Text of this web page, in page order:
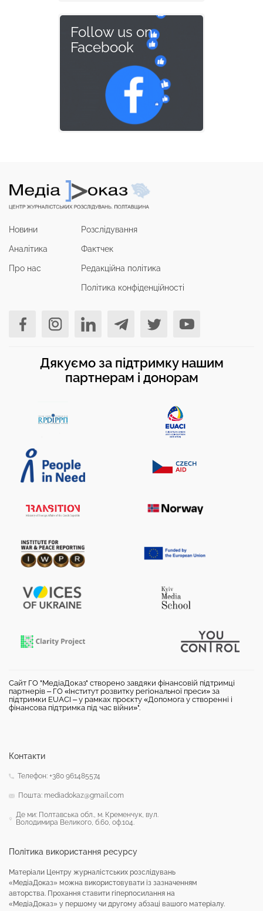
Follow us on
Facebook
Новини
Аналітика
Про нас
Розслідування
Фактчек
Редакційна політика
Політика конфіденційності
Дякуємо за підтримку нашим
партнерам і донорам
Сайт ГО "МедіаДоказ" створено завдяки фінансовій підтримці
партнерів – ГО «Інститут розвитку регіональної преси» за
підтримки EUACI – у рамках проєкту «Допомога у створенні і
фінансова підтримка під час війни»".
Політика використання ресурсу
Матеріали Центру журналістських розслідувань
«МедіаДоказ» можна використовувати із зазначенням
авторства. Прохання ставити гіперпосилання на
«МедіаДоказ» у першому чи другому абзаці вашого матеріалу.
Контакти
Телефон: +380 961485574
Пошта: mediadokaz@gmail.com
Де ми: Полтавська обл., м. Кременчук, вул.
Володимира Великого, б.60, оф.104.